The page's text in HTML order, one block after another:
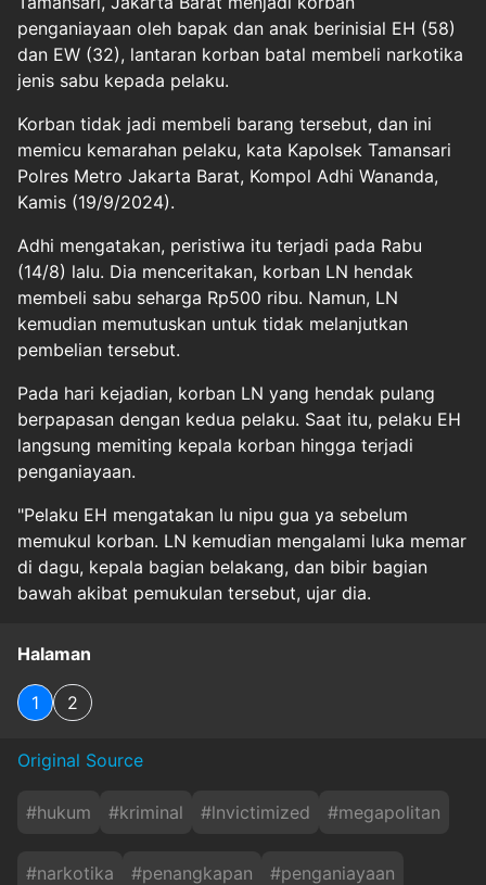
penganiayaan oleh bapak dan anak berinisial EH (58)
dan EW (32), lantaran korban batal membeli narkotika
jenis sabu kepada pelaku.
Korban tidak jadi membeli barang tersebut, dan ini
memicu kemarahan pelaku, kata Kapolsek Tamansari
Polres Metro Jakarta Barat, Kompol Adhi Wananda,
Kamis (19/9/2024).
Adhi mengatakan, peristiwa itu terjadi pada Rabu
(14/8) lalu. Dia menceritakan, korban LN hendak
membeli sabu seharga Rp500 ribu. Namun, LN
kemudian memutuskan untuk tidak melanjutkan
pembelian tersebut.
Pada hari kejadian, korban LN yang hendak pulang
berpapasan dengan kedua pelaku. Saat itu, pelaku EH
langsung memiting kepala korban hingga terjadi
penganiayaan.
"Pelaku EH mengatakan lu nipu gua ya sebelum
memukul korban. LN kemudian mengalami luka memar
di dagu, kepala bagian belakang, dan bibir bagian
bawah akibat pemukulan tersebut, ujar dia.
Halaman
1 2
Original Source
#hukum #kriminal #lnvictimized #megapolitan
#narkotika #penangkapan #penganiayaan